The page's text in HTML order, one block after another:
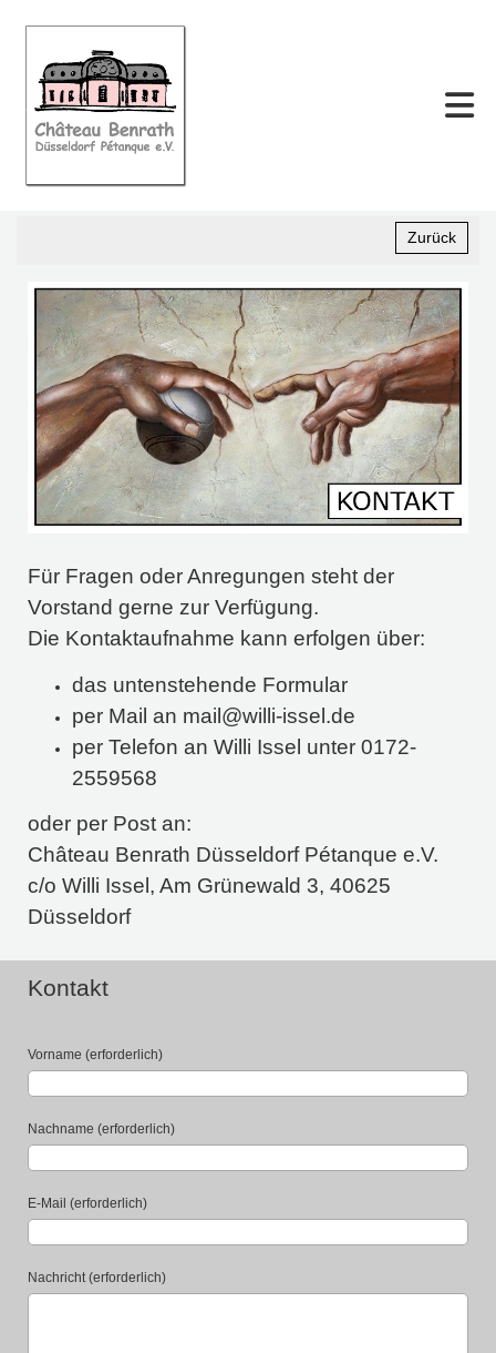
Zurück
Für Fragen oder Anregungen steht der
Vorstand gerne zur Verfügung.
Die Kontaktaufnahme kann erfolgen über:
das untenstehende Formular
per Mail an mail@willi-issel.de
per Telefon an Willi Issel unter 0172-
2559568
oder per Post an:
Château Benrath Düsseldorf Pétanque e.V.
c/o Willi Issel, Am Grünewald 3, 40625
Düsseldorf
Kontakt
Vorname (erforderlich)
Nachname (erforderlich)
E-Mail (erforderlich)
Nachricht (erforderlich)